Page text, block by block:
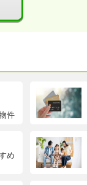
件
め